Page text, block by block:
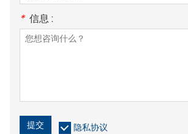
* 信息 :
提交 隐私协议